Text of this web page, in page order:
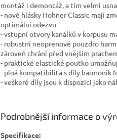
montáž i demontáž, a tím velmi
- nové hlásky Hohner Classic mají
optimální odezvu
- vstupní otvory kanálků v korpusu
- robustní neoprenové pouzdro
zároveň chrání před vnějším
- praktické elastické poutko
- plná kompatibilita s díly harmonik
- veškeré díly jsou k dispozici jako
Podrobnější informace o
Specifikace: